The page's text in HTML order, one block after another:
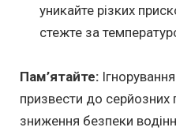
уникайте різких
стежте за
Пам’ятайте:
призвести до
зниження безпеки